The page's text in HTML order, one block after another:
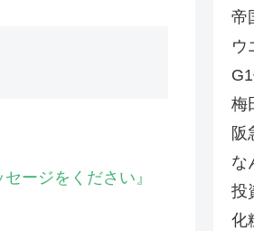
ージをください』
帝
ウ
梅
阪
な
投
化